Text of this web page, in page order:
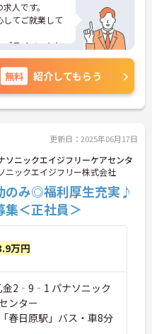
人です。
てご就業して
プライベートと
わせくださ
無料 紹介してもらう
更新日：2025年06月17日
ソニックエイジフリーケアセンタ
ニックエイジフリー株式会社
のみ◎福利厚生充実♪
集＜正社員＞
万円
金2‐9‐1 パナソニック
ンター
春日原駅」バス・車8分